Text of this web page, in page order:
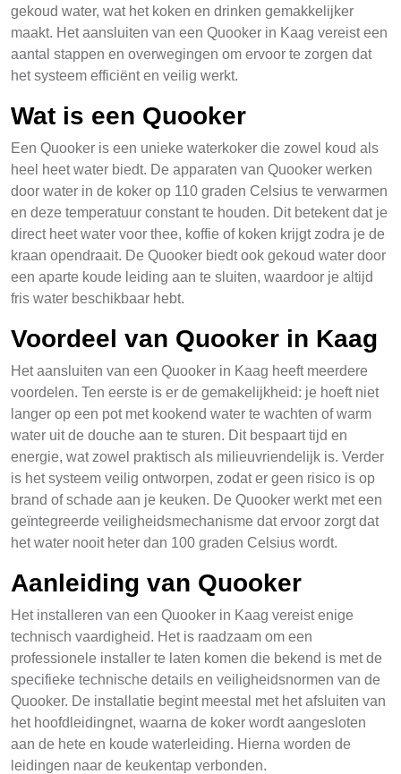
gekoud water, wat het koken en drinken gemakkelijker
maakt. Het aansluiten van een Quooker in Kaag vereist een
aantal stappen en overwegingen om ervoor te zorgen dat
het systeem efficiënt en veilig werkt.
Wat is een Quooker
Een Quooker is een unieke waterkoker die zowel koud als
heel heet water biedt. De apparaten van Quooker werken
door water in de koker op 110 graden Celsius te verwarmen
en deze temperatuur constant te houden. Dit betekent dat je
direct heet water voor thee, koffie of koken krijgt zodra je de
kraan opendraait. De Quooker biedt ook gekoud water door
een aparte koude leiding aan te sluiten, waardoor je altijd
fris water beschikbaar hebt.
Voordeel van Quooker in Kaag
Het aansluiten van een Quooker in Kaag heeft meerdere
voordelen. Ten eerste is er de gemakelijkheid: je hoeft niet
langer op een pot met kookend water te wachten of warm
water uit de douche aan te sturen. Dit bespaart tijd en
energie, wat zowel praktisch als milieuvriendelijk is. Verder
is het systeem veilig ontworpen, zodat er geen risico is op
brand of schade aan je keuken. De Quooker werkt met een
geïntegreerde veiligheidsmechanisme dat ervoor zorgt dat
het water nooit heter dan 100 graden Celsius wordt.
Aanleiding van Quooker
Het installeren van een Quooker in Kaag vereist enige
technisch vaardigheid. Het is raadzaam om een
professionele installer te laten komen die bekend is met de
specifieke technische details en veiligheidsnormen van de
Quooker. De installatie begint meestal met het afsluiten van
het hoofdleidingnet, waarna de koker wordt aangesloten
aan de hete en koude waterleiding. Hierna worden de
leidingen naar de keukentap verbonden.